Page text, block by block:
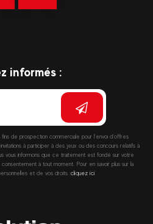
savoir
informés :
de prospection commerciale pour l’envoi d’offres
à participer à des jeux ou des concours relatifs à
vous informons que ce traitement est fondé sur votre
à tout moment. Pour en savoir plus sur la
et de vos droits :cliquez ici